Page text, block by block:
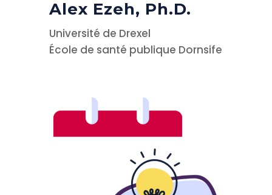
Alex Ezeh, Ph.D.
Université de Drexel
École de santé publique Dornsife